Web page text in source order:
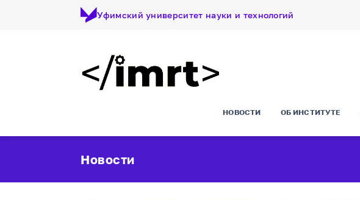
Уфимский университет науки и технологий
НОВОСТИ ОБ ИНСТИТУТЕ
Новости